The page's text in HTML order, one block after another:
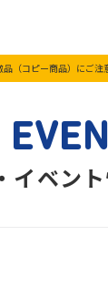
品（コピー商品）にご注
イベン